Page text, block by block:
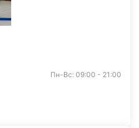
Пн-Вс: 09:00 - 21:00